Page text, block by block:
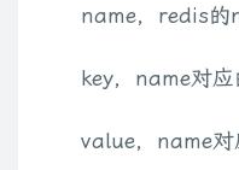
name，redis的
key，name对
value，name